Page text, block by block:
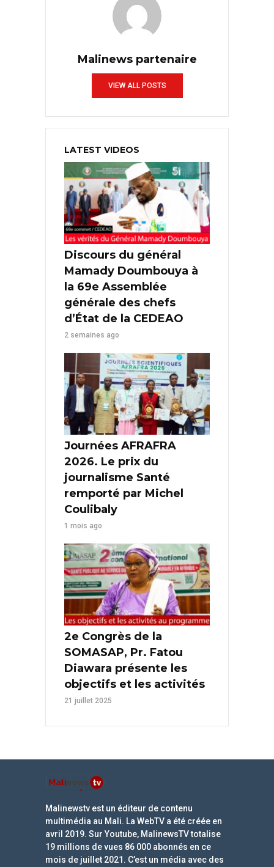
Malinews partenaire
VIEW ALL POSTS
LATEST VIDEOS
Discours du général
Mamady Doumbouya à
la 69e Assemblée
générale des chefs
d’État de la CEDEAO
2 semaines ago
Journées AFRAFRA
2026. Le prix du
journalisme Santé
remporté par Michel
Coulibaly
1 mois ago
2e Congrès de la
SOMASAP, Pr. Fatou
Diawara présente les
objectifs et les activités
21 juillet 2025
Malinewstv est un éditeur de contenu
multimédia au Mali. La WebTV a été créée en
avril 2019. Sur Youtube, MalinewsTV totalise
19 millions de vues 86 000 abonnés en ce
mois de juillet 2021. C’est un média avec des